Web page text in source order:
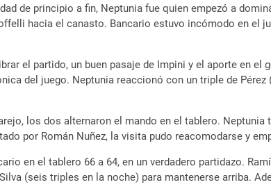
de principio a fin, Neptunia fue quien empezó a
hacia el canasto. Bancario estuvo incómodo en
el partido, un buen pasaje de Impini y el aporte en
del juego. Neptunia reaccionó con un triple de
los dos alternaron el mando en el tablero.
por Román Nuñez, la visita pudo reacomodarse y
en el tablero 66 a 64, en un verdadero partidazo.
(seis triples en la noche) para mantenerse arriba.